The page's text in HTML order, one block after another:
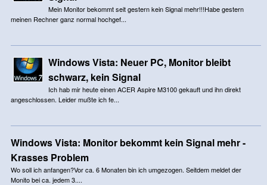
Mein Monitor bekommt seit gestern kein Signal mehr!!!Habe gestern
meinen Rechner ganz normal hochgef...
Windows Vista: Neuer PC, Monitor bleibt
schwarz, kein Signal
Ich hab mir heute einen ACER Aspire M3100 gekauft und ihn direkt
angeschlossen. Leider mußte ich fe...
Windows Vista: Monitor bekommt kein Signal mehr -
Krasses Problem
Wo soll ich anfangen?Vor ca. 6 Monaten bin ich umgezogen. Seitdem meldet der
Monito bei ca. jedem 3....